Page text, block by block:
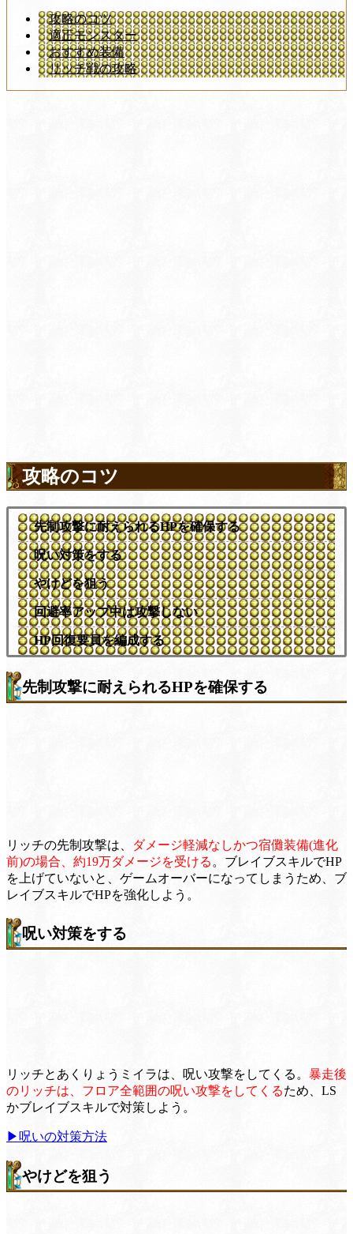
攻略のコツ
適正モンスター
おすすめ装備
リッチ戦の攻略
攻略のコツ
先制攻撃に耐えられるHPを確保する
呪い対策をする
やけどを狙う
回避率アップ中は攻撃しない
HP回復要員を編成する
先制攻撃に耐えられるHPを確保する
リッチの先制攻撃は、
ダメージ軽減なしかつ宿儺装備(進化
前)の場合、約19万ダメージを受ける 。ブレイブスキルでHP
を上げていないと、ゲームオーバーになってしまうため、ブ
レイブスキルでHPを強化しよう。
呪い対策をする
リッチとあくりょうミイラは、呪い攻撃をしてくる。 暴走後
のリッチは、フロア全範囲の呪い攻撃をしてくるため、LS
かブレイブスキルで対策しよう。
▶︎呪いの対策方法
やけどを狙う